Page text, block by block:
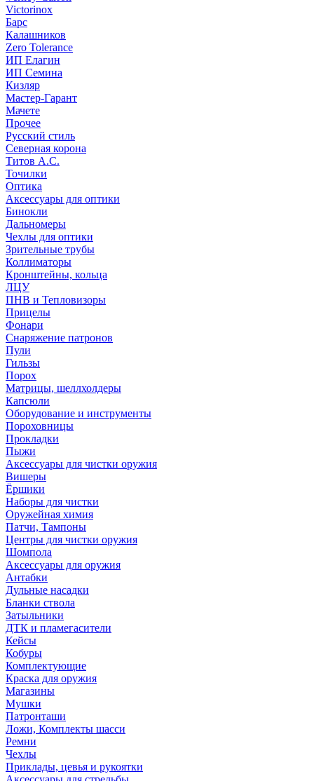
Victorinox
Барс
Калашников
Zero Tolerance
ИП Елагин
ИП Семина
Кизляр
Мастер-Гарант
Мачете
Прочее
Русский стиль
Северная корона
Титов А.С.
Точилки
Оптика
Аксессуары для оптики
Бинокли
Дальномеры
Чехлы для оптики
Зрительные трубы
Коллиматоры
Кронштейны, кольца
ЛЦУ
ПНВ и Тепловизоры
Прицелы
Фонари
Снаряжение патронов
Пули
Гильзы
Порох
Матрицы, шеллхолдеры
Капсюли
Оборудование и инструменты
Пороховницы
Прокладки
Пыжи
Аксессуары для чистки оружия
Вишеры
Ёршики
Наборы для чистки
Оружейная химия
Патчи, Тампоны
Центры для чистки оружия
Шомпола
Аксессуары для оружия
Антабки
Дульные насадки
Бланки ствола
Затыльники
ДТК и пламегасители
Кейсы
Кобуры
Комплектующие
Краска для оружия
Магазины
Мушки
Патронташи
Ложи, Комплекты шасси
Ремни
Чехлы
Приклады, цевья и рукоятки